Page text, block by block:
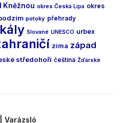
Kněžnou okres Česká Lípa okres
potoky přehrady
Slované UNESCO urbex
zima západ
středohoří čeština Žďárské
Varázsló